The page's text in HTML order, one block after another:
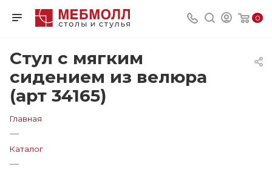
0
Стул с мягким
сидением из велюра
(арт 34165)
Главная
—
Каталог
—